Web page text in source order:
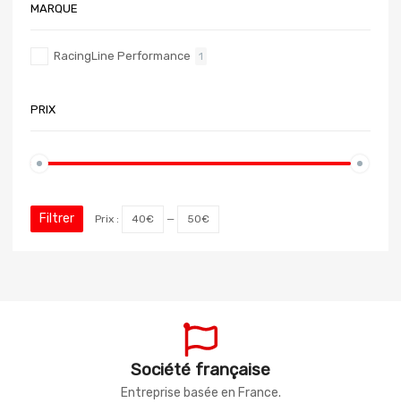
MARQUE
RacingLine Performance 1
PRIX
Filtrer Prix : 40€ — 50€
Société française
Entreprise basée en France.